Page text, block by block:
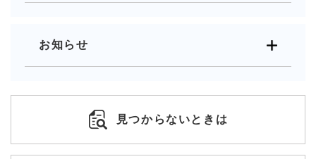
お知らせ
見つからないときは